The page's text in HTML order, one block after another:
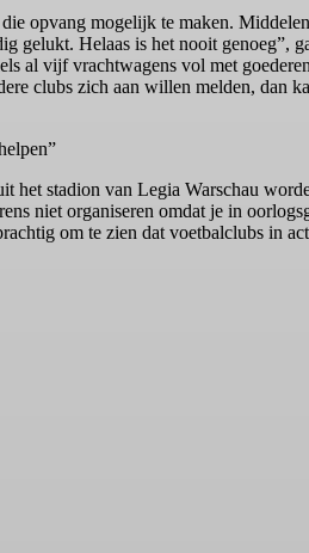
opvang mogelijk te maken.
gelukt. Helaas is het nooit genoeg”,
al vijf vrachtwagens vol met
clubs zich aan willen melden, dan
het stadion van Legia Warschau
niet organiseren omdat je in
om te zien dat voetbalclubs in